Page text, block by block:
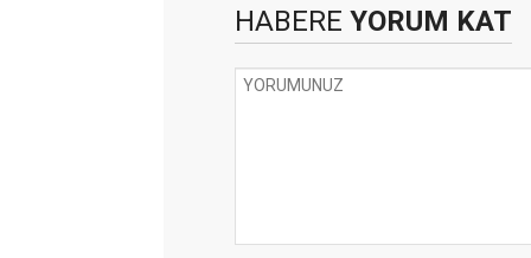
HABERE YORUM KAT